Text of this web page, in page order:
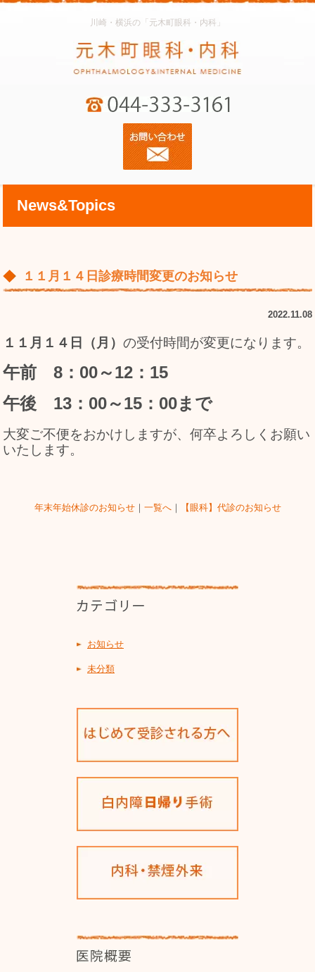
川崎・横浜の「元木町眼科・内科」
News&Topics
１１月１４日診療時間変更のお知らせ
2022.11.08
１１月１４日（月）の受付時間が変更になります。
午前 8：00～12：15
午後 13：00～15：00まで
大変ご不便をおかけしますが、何卒よろしくお願い
いたします。
年末年始休診のお知らせ｜ 一覧へ｜ 【眼科】代診のお知らせ
お知らせ
未分類